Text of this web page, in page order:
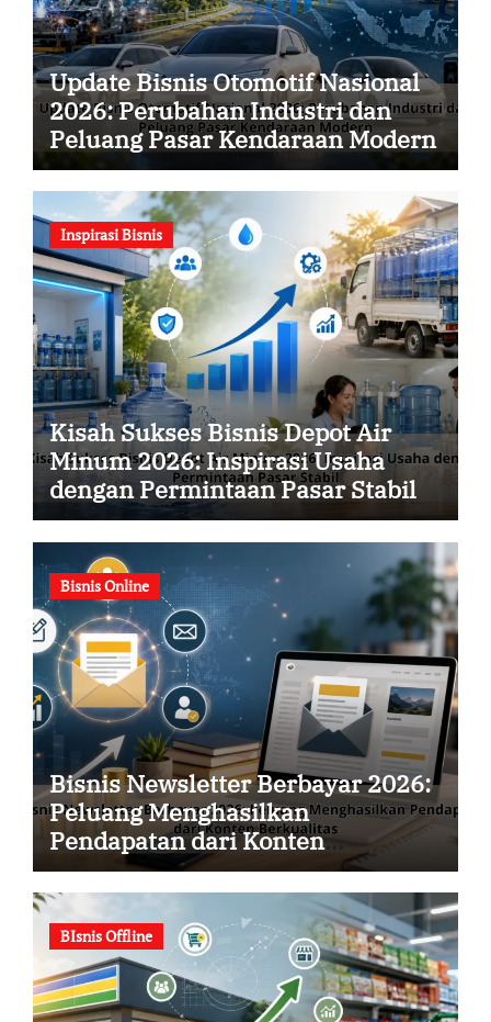
Update Bisnis Otomotif Nasional
2026: Perubahan Industri dan
Peluang Pasar Kendaraan Modern
Inspirasi Bisnis
Kisah Sukses Bisnis Depot Air
Minum 2026: Inspirasi Usaha
dengan Permintaan Pasar Stabil
Bisnis Online
Bisnis Newsletter Berbayar 2026:
Peluang Menghasilkan
Pendapatan dari Konten
Berkualitas
BIsnis Offline